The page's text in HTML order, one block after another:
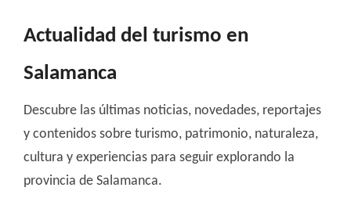
Actualidad del turismo en
Salamanca
Descubre las últimas noticias, novedades, reportajes
y contenidos sobre turismo, patrimonio, naturaleza,
cultura y experiencias para seguir explorando la
provincia de Salamanca.